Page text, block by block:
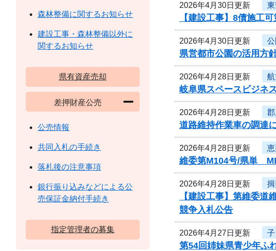
2026年4月30日更新
【建設工事】8債施工
2026年4月30日更新
県営都市公園の活用方
2026年4月28日更新
岐阜県スペースビジネ
2026年4月28日更新
道路維持作業車の調達
2026年4月28日更新
維委第M104号/県単
2026年4月28日更新
【建設工事】第維委
競争入札公告
2026年4月27日更新
第54回姉妹県青少年ふ
森林整備に関するお知らせ
建設工事・森林整備以外に
関するお知らせ
県有資産売却
差押財産公売
公売情報
共同入札の手続き
落札後の注意事項
銀行振り込みなどによる公
売保証金納付手続き
指定管理者の募集